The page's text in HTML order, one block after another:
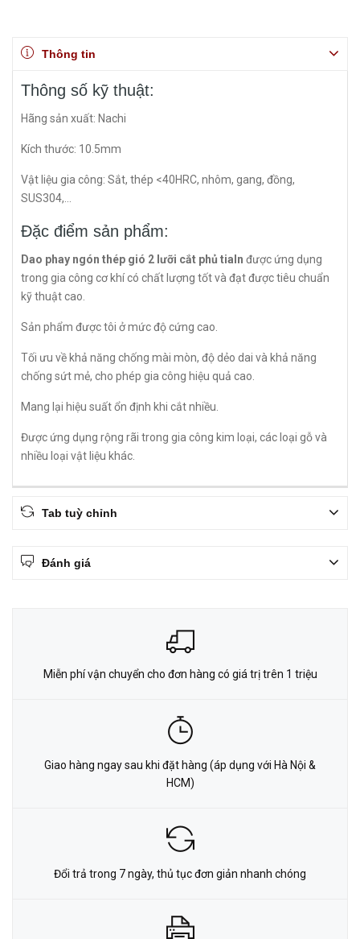
Thông tin
Thông số kỹ thuật:
Hãng sản xuất: Nachi
Kích thước: 10.5mm
Vật liệu gia công: Sắt, thép <40HRC, nhôm, gang, đồng,
SUS304,…
Đặc điểm sản phẩm:
Dao phay ngón thép gió 2 lưỡi cắt phủ tialn được ứng dụng
trong gia công cơ khí có chất lượng tốt và đạt được tiêu chuẩn
kỹ thuật cao.
Sản phẩm được tôi ở mức độ cứng cao.
Tối ưu về khả năng chống mài mòn, độ dẻo dai và khả năng
chống sứt mẻ, cho phép gia công hiệu quả cao.
Mang lại hiệu suất ổn định khi cắt nhiều.
Được ứng dụng rộng rãi trong gia công kim loại, các loại gỗ và
nhiều loại vật liệu khác.
Tab tuỳ chỉnh
Đánh giá
Miễn phí vận chuyển cho đơn hàng có giá trị trên 1 triệu
Giao hàng ngay sau khi đặt hàng (áp dụng với Hà Nội &
HCM)
Đổi trả trong 7 ngày, thủ tục đơn giản nhanh chóng